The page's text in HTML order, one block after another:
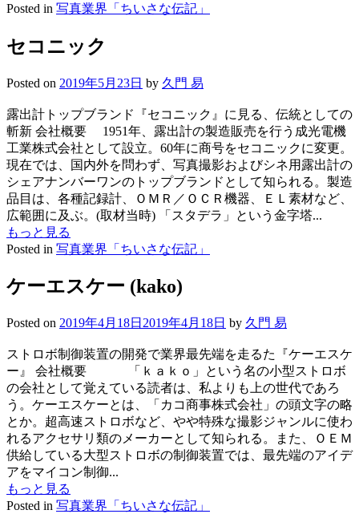
Posted in 写真業界「ちいさな伝記」
セコニック
Posted on 2019年5月23日 by 久門 易
露出計トップブランド『セコニック』に見る、伝統としての
斬新 会社概要 1951年、露出計の製造販売を行う成光電機
工業株式会社として設立。60年に商号をセコニックに変更。
現在では、国内外を問わず、写真撮影およびシネ用露出計の
シェアナンバーワンのトップブランドとして知られる。製造
品目は、各種記録計、ＯＭＲ／ＯＣＲ機器、ＥＬ素材など、
広範囲に及ぶ。(取材当時) 「スタデラ」という金字塔...
もっと見る
Posted in 写真業界「ちいさな伝記」
ケーエスケー (kako)
Posted on 2019年4月18日 2019年4月18日 by 久門 易
ストロボ制御装置の開発で業界最先端を走るた『ケーエスケ
ー』 会社概要 「ｋａｋｏ」という名の小型ストロボ
の会社として覚えている読者は、私よりも上の世代であろ
う。ケーエスケーとは、「カコ商事株式会社」の頭文字の略
とか。超高速ストロボなど、やや特殊な撮影ジャンルに使わ
れるアクセサリ類のメーカーとして知られる。また、ＯＥＭ
供給している大型ストロボの制御装置では、最先端のアイデ
アをマイコン制御...
もっと見る
Posted in 写真業界「ちいさな伝記」